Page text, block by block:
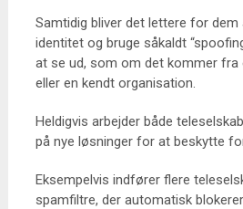
Samtidig bliver det lettere for dem
identitet og bruge såkaldt
at se ud, som om det kommer fra
eller en kendt organisation.
Heldigvis arbejder både
på nye løsninger for at beskytte
Eksempelvis indfører flere
spamfiltre, der automatisk